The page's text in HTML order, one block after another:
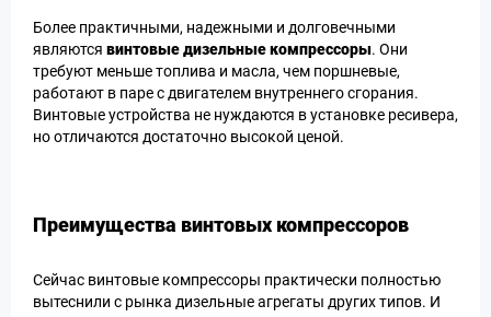
Более практичными, надежными и долговечными
являются винтовые дизельные компрессоры. Они
требуют меньше топлива и масла, чем поршневые,
работают в паре с двигателем внутреннего сгорания.
Винтовые устройства не нуждаются в установке ресивера,
но отличаются достаточно высокой ценой.
Преимущества винтовых компрессоров
Сейчас винтовые компрессоры практически полностью
вытеснили с рынка дизельные агрегаты других типов. И